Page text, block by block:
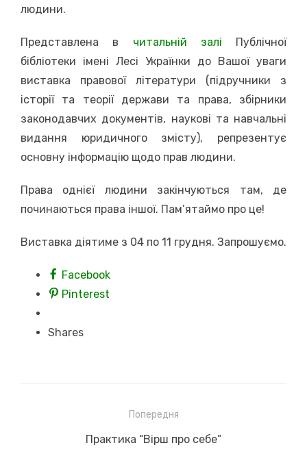
людини.
Представлена в читальній залі Публічної
бібліотеки імені Лесі Українки до Вашої уваги
виставка правової літератури (підручники з
історії та теорії держави та права, збірники
законодавчих документів, наукові та навчальні
видання юридичного змісту), репрезентує
основну інформацію щодо прав людини.
Права однієї людини закінчуються там, де
починаються права іншої. Пам’ятаймо про це!
Виставка діятиме з 04 по 11 грудня. Запрошуємо.
Facebook
Pinterest
Shares
Попередня
Previous
Практика “Вірш про себе”